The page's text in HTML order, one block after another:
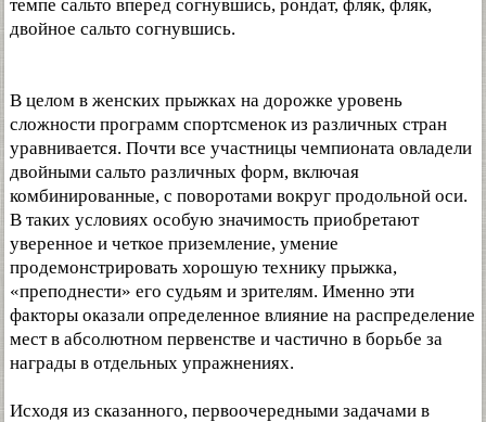
темпе сальто вперед согнувшись, рондат, фляк, фляк,
двойное сальто согнувшись.
В целом в женских прыжках на дорожке уровень
сложности программ спортсменок из различных стран
уравнивается. Почти все участницы чемпионата овладели
двойными сальто различных форм, включая
комбинированные, с поворотами вокруг продольной оси.
В таких условиях особую значимость приобретают
уверенное и четкое приземление, умение
продемонстрировать хорошую технику прыжка,
«преподнести» его судьям и зрителям. Именно эти
факторы оказали определенное влияние на распределение
мест в абсолютном первенстве и частично в борьбе за
награды в отдельных упражнениях.
Исходя из сказанного, первоочередными задачами в